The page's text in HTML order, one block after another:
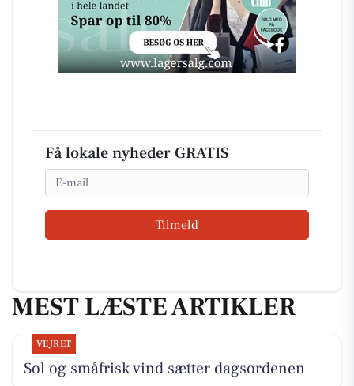
Få lokale nyheder GRATIS
Email
Tilmeld
MEST LÆSTE ARTIKLER
VEJRET
Sol og småfrisk vind sætter dagsordenen